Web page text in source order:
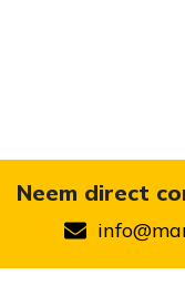
Neem direct